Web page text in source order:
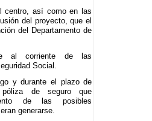
centro, así como en las
del proyecto, que el
del Departamento de
al corriente de las
Social.
y durante el plazo de
póliza de seguro que
de las posibles
generarse.